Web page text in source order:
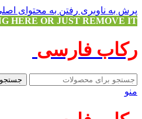
پرش به ناوبری رفتن به محتوای
HERE OR JUST REMOVE IT…
رکاب فارسی
جستجو
منو